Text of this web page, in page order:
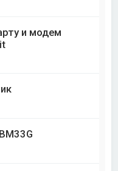
и модем